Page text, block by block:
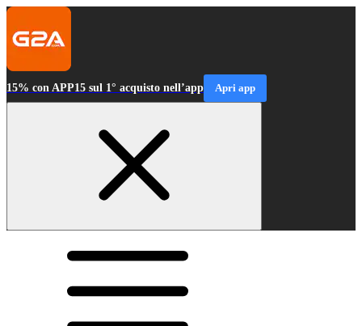
15% con APP15 sul 1° acquisto nell’app Apri app